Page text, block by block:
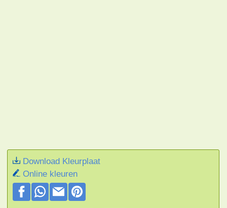
Download Kleurplaat
Online kleuren